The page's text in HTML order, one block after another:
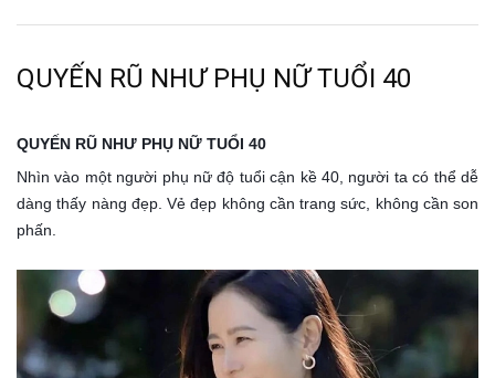
QUYẾN RŨ NHƯ PHỤ NỮ TUỔI 40
QUYẾN RŨ NHƯ PHỤ NỮ TUỔI 40
Nhìn vào một người phụ nữ độ tuổi cận kề 40, người ta có thể dễ
dàng thấy nàng đẹp. Vẻ đẹp không cần trang sức, không cần son
phấn.